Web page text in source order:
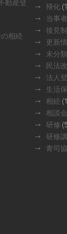
動産登
相続
帰化
当事
後見
更新
未分類
民法
法人
生活
相続
相談会
研修
研修
青司協